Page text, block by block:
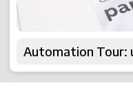
Automation Tour: